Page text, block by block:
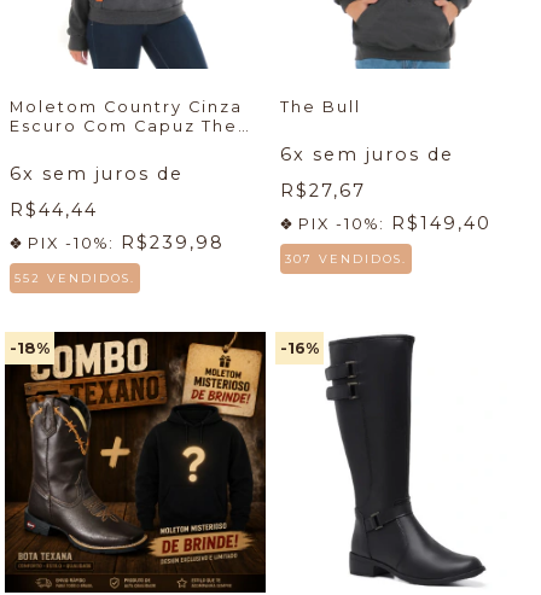
Moletom Country Cinza
Escuro Com Capuz The
6x sem juros de
R$44,44
PIX -10%: R$239,98
552 VENDIDOS.
The Bull
6x sem juros de
R$27,67
PIX -10%: R$149,40
307 VENDIDOS.
-18% -16%